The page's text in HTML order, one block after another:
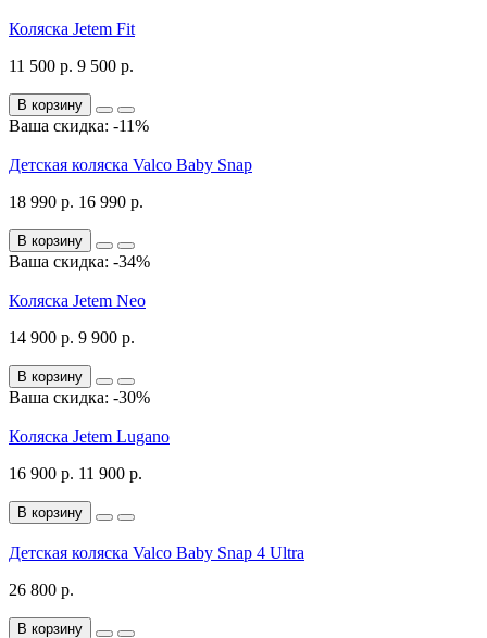
Коляска Jetem Fit
11 500 р. 9 500 р.
В корзину
Ваша скидка: -11%
Детская коляска Valco Baby Snap
18 990 р. 16 990 р.
В корзину
Ваша скидка: -34%
Коляска Jetem Neo
14 900 р. 9 900 р.
В корзину
Ваша скидка: -30%
Коляска Jetem Lugano
16 900 р. 11 900 р.
В корзину
Детская коляска Valco Baby Snap 4 Ultra
26 800 р.
В корзину